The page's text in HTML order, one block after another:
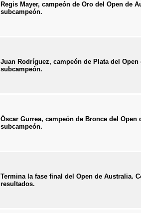
Regis Mayer, campeón de Oro del Open de
subcampeón.
Juan Rodríguez, campeón de Plata del
subcampeón.
Óscar Gurrea, campeón de Bronce del Open
subcampeón.
Termina la fase final del Open de Australia.
resultados.